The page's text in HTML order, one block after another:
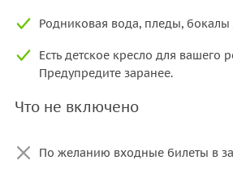
Родниковая вода, пледы, бокалы
Есть детское кресло для вашего
Предупредите заранее.
Что не включено
По желанию входные билеты в